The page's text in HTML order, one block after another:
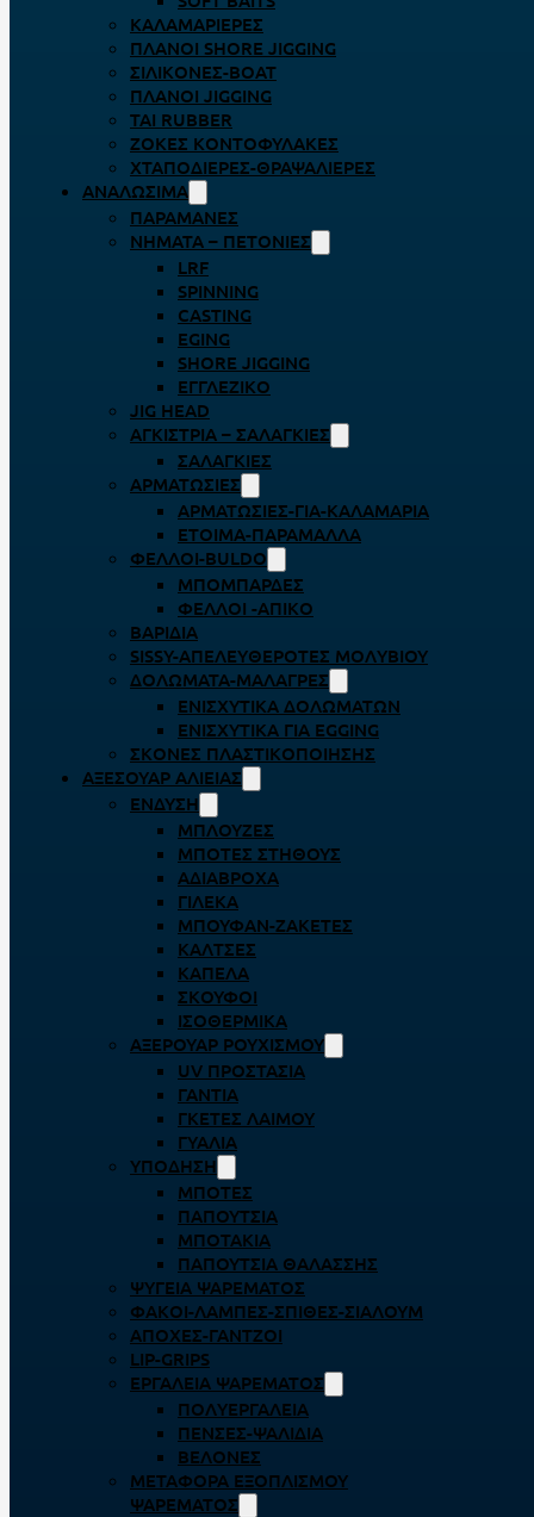
ΚΑΛΑΜΑΡΙΈΡΕΣ
ΠΛΆΝΟΙ SHORE JIGGING
ΣΙΛΙΚΌΝΕΣ-BOAT
ΠΛΆΝΟΙ JIGGING
TAI RUBBER
ΖΌΚΕΣ ΚΟΝΤΟΦΎΛΑΚΕΣ
ΧΤΑΠΟΔΙΈΡΕΣ-ΘΡΑΨΑΛΙΈΡΕΣ
ΑΝΑΛΏΣΙΜΑ
ΠΑΡΑΜΆΝΕΣ
ΝΉΜΑΤΑ – ΠΕΤΟΝΙΈΣ
LRF
SPINNING
CASTING
EGING
SHORE JIGGING
ΕΓΓΛΈΖΙΚΟ
JIG HEAD
ΑΓΚΊΣΤΡΙΑ – ΣΑΛΑΓΚΙΈΣ
ΣΑΛΑΓΚΙΈΣ
ΑΡΜΑΤΩΣΙΈΣ
ΑΡΜΑΤΩΣΙΈΣ-ΓΙΑ-ΚΑΛΑΜΆΡΙΑ
ΈΤΟΙΜΑ-ΠΑΡΆΜΑΛΛΑ
ΦΕΛΛΟΊ-BULDO
ΜΠΟΜΠΆΡΔΕΣ
ΦΕΛΛΟΊ -ΑΠΊΚΟ
ΒΑΡΊΔΙΑ
SISSY-ΑΠΕΛΕΥΘΕΡΟΤΈΣ ΜΟΛΥΒΙΟΎ
ΔΟΛΏΜΑΤΑ-ΜΑΛΆΓΡΕΣ
ΕΝΙΣΧΥΤΙΚΆ ΔΟΛΩΜΆΤΩΝ
ΕΝΙΣΧΥΤΙΚΆ ΓΙΑ EGGING
ΣΚΌΝΕΣ ΠΛΑΣΤΙΚΟΠΟΊΗΣΗΣ
ΑΞΕΣΟΥΆΡ ΑΛΙΕΊΑΣ
ΈΝΔΥΣΗ
ΜΠΛΟΎΖΕΣ
ΜΠΌΤΕΣ ΣΤΉΘΟΥΣ
ΑΔΙΆΒΡΟΧΑ
ΓΙΛΈΚΑ
ΜΠΟΥΦΆΝ-ΖΑΚΈΤΕΣ
ΚΆΛΤΣΕΣ
ΚΑΠΈΛΑ
ΣΚΟΎΦΟΙ
ΙΣΟΘΕΡΜΙΚΆ
ΑΞΕΡΟΥΆΡ ΡΟΥΧΙΣΜΟΎ
UV ΠΡΟΣΤΑΣΊΑ
ΓΆΝΤΙΑ
ΓΚΈΤΕΣ ΛΑΊΜΟΥ
ΓΥΑΛΙΆ
ΥΠΌΔΗΣΗ
ΜΠΌΤΕΣ
ΠΑΠΟΎΤΣΙΑ
ΜΠΟΤΆΚΙΑ
ΠΑΠΟΎΤΣΙΑ ΘΑΛΆΣΣΗΣ
ΨΥΓΕΊΑ ΨΑΡΈΜΑΤΟΣ
ΦΑΚΟΊ-ΛΆΜΠΕΣ-ΣΠΊΘΕΣ-ΣΊΑΛΟΥΜ
ΑΠΌΧΕΣ-ΓΆΝΤΖΟΙ
LIP-GRIPS
EΡΓΑΛΕΊΑ ΨΑΡΈΜΑΤΟΣ
ΠΟΛΥΕΡΓΑΛΕΊΑ
ΠΈΝΣΕΣ-ΨΑΛΊΔΙΑ
ΒΕΛΌΝΕΣ
ΜΕΤΑΦΟΡΆ ΕΞΟΠΛΙΣΜΟΎ
ΨΑΡΈΜΑΤΟΣ